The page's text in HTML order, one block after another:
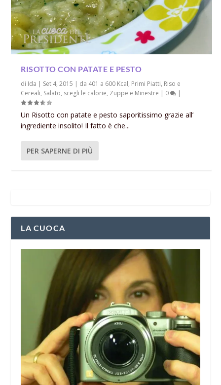
RISOTTO CON PATATE E PESTO
di Ida | Set 4, 2015 | da 401 a 600 Kcal, Primi Piatti, Riso e
Cereali, Salato, scegli le calorie, Zuppe e Minestre | 0 |
Un Risotto con patate e pesto saporitissimo grazie all’
ingrediente insolito! Il fatto è che...
PER SAPERNE DI PIÙ
LA CUOCA